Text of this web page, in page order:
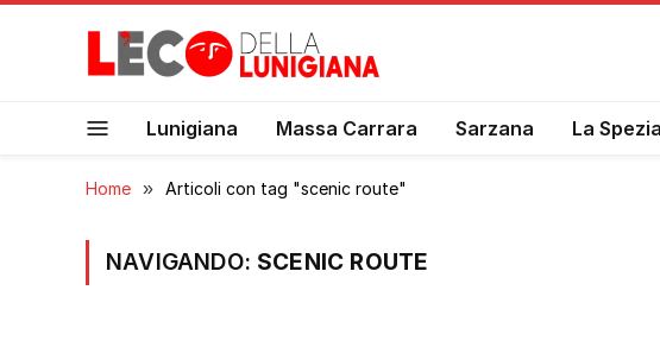
Lunigiana Massa Carrara Sarzana La Spezia
Home » Articoli con tag "scenic route"
NAVIGANDO: SCENIC ROUTE